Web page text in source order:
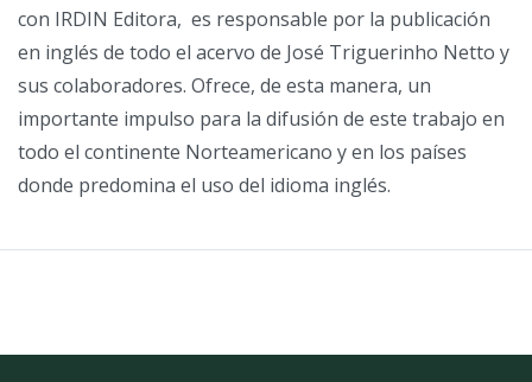
con IRDIN Editora, es responsable por la publicación
en inglés de todo el acervo de José Triguerinho Netto y
sus colaboradores. Ofrece, de esta manera, un
importante impulso para la difusión de este trabajo en
todo el continente Norteamericano y en los países
donde predomina el uso del idioma inglés.